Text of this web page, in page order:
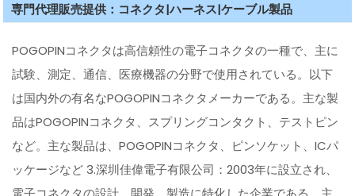
専門代理販売提供：コネクタ|ハーネス|ケーブル製品
POGOPINコネクタは高信頼性の電子コネクタの一種で、主に
試験、測定、通信、医療機器の分野で使用されている。以下
は国内外の有名なPOGOPINコネクタメーカーである。主な製
品はPOGOPINコネクタ、スプリングコンタクト、テストピン
など。主な製品は、POGOPINコネクタ、ピンソケット、ICパ
ッケージなど 3.深圳佳偉電子有限公司：2003年に設立され、